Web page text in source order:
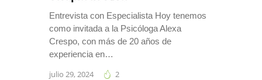
Entrevista con Especialista Hoy tenemos
como invitada a la Psicóloga Alexa
Crespo, con más de 20 años de
experiencia en…
julio 29, 2024 2